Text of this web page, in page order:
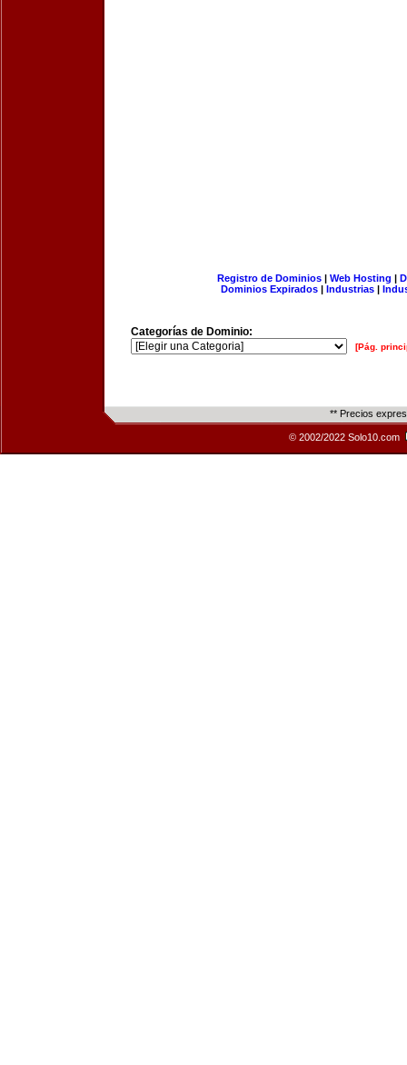
Registro de Dominios| Web Hosting |
Dominios Expirados | Industrias |
Categorías de Dominio:
[Pág.
** Precios
© 2002/2022 Solo10.com